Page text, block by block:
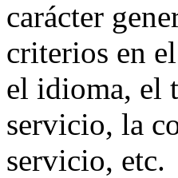
carácter
criterios en
el idioma, el
servicio, la
servicio, etc.